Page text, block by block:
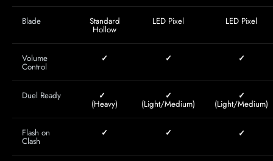
Blade Standard
Hollow
LED Pixel LED Pixel
Volume
Control
✓ ✓ ✓
Duel Ready ✓
(Heavy)
✓
(Light/Medium)
✓
(Light/Medium)
Flash on
Clash
✓ ✓ ✓